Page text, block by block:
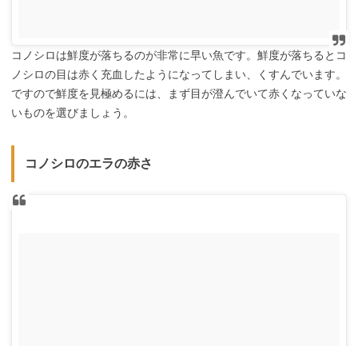
コノシロは鮮度が落ちるのが非常に早い魚です。鮮度が落ちるとコ
ノシロの目は赤く充血したようになってしまい、くすんでいます。
ですので鮮度を見極めるには、まず目が澄んでいて赤くなっていな
いものを選びましょう。
コノシロのエラの赤さ